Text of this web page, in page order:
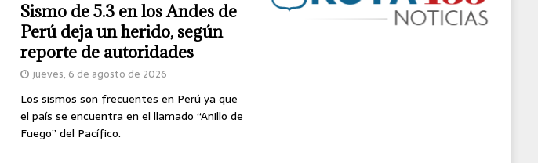
Sismo de 5.3 en los Andes de
Perú deja un herido, según
reporte de autoridades
jueves, 6 de agosto de 2026
Los sismos son frecuentes en Perú ya que
el país se encuentra en el llamado “Anillo de
Fuego” del Pacífico.